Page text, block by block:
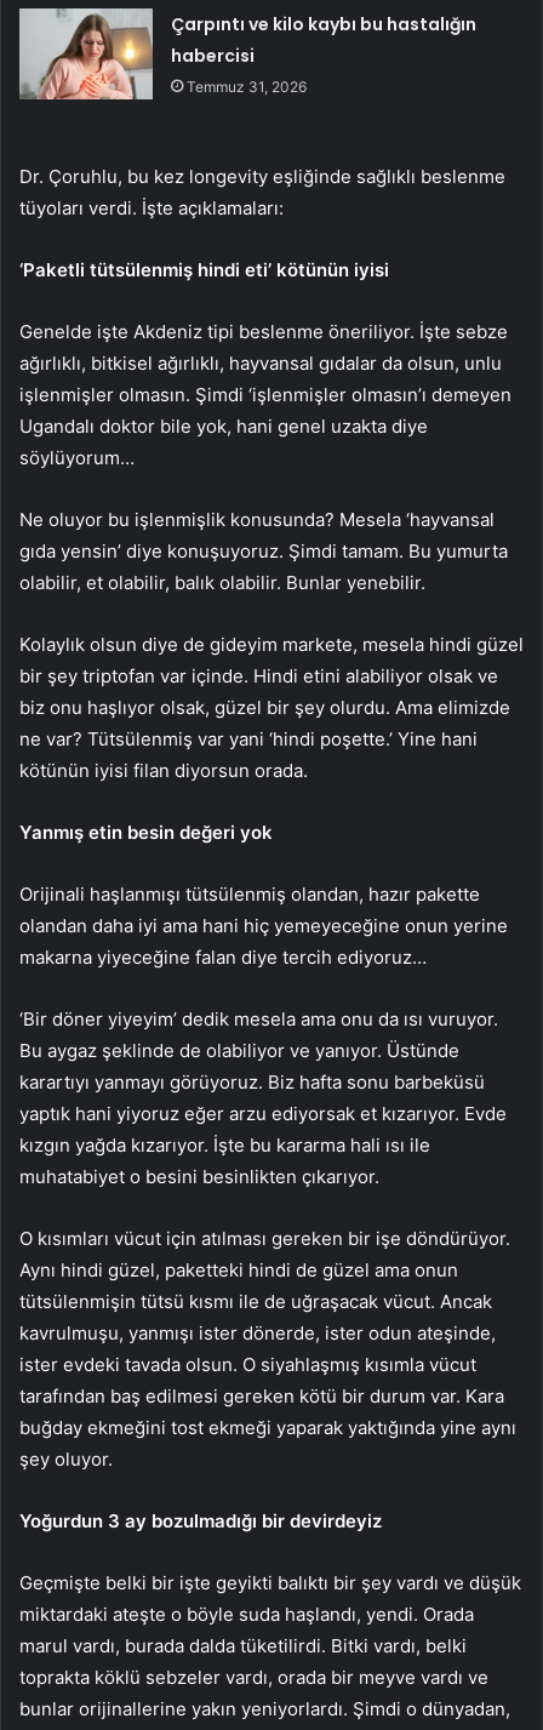
Çarpıntı ve kilo kaybı bu hastalığın
habercisi
Temmuz 31, 2026
Dr. Çoruhlu, bu kez longevity eşliğinde sağlıklı beslenme
tüyoları verdi. İşte açıklamaları:
‘Paketli tütsülenmiş hindi eti’ kötünün iyisi
Genelde işte Akdeniz tipi beslenme öneriliyor. İşte sebze
ağırlıklı, bitkisel ağırlıklı, hayvansal gıdalar da olsun, unlu
işlenmişler olmasın. Şimdi ‘işlenmişler olmasın’ı demeyen
Ugandalı doktor bile yok, hani genel uzakta diye
söylüyorum…
Ne oluyor bu işlenmişlik konusunda? Mesela ‘hayvansal
gıda yensin’ diye konuşuyoruz. Şimdi tamam. Bu yumurta
olabilir, et olabilir, balık olabilir. Bunlar yenebilir.
Kolaylık olsun diye de gideyim markete, mesela hindi güzel
bir şey triptofan var içinde. Hindi etini alabiliyor olsak ve
biz onu haşlıyor olsak, güzel bir şey olurdu. Ama elimizde
ne var? Tütsülenmiş var yani ‘hindi poşette.’ Yine hani
kötünün iyisi filan diyorsun orada.
Yanmış etin besin değeri yok
Orijinali haşlanmışı tütsülenmiş olandan, hazır pakette
olandan daha iyi ama hani hiç yemeyeceğine onun yerine
makarna yiyeceğine falan diye tercih ediyoruz…
‘Bir döner yiyeyim’ dedik mesela ama onu da ısı vuruyor.
Bu aygaz şeklinde de olabiliyor ve yanıyor. Üstünde
karartıyı yanmayı görüyoruz. Biz hafta sonu barbeküsü
yaptık hani yiyoruz eğer arzu ediyorsak et kızarıyor. Evde
kızgın yağda kızarıyor. İşte bu kararma hali ısı ile
muhatabiyet o besini besinlikten çıkarıyor.
O kısımları vücut için atılması gereken bir işe döndürüyor.
Aynı hindi güzel, paketteki hindi de güzel ama onun
tütsülenmişin tütsü kısmı ile de uğraşacak vücut. Ancak
kavrulmuşu, yanmışı ister dönerde, ister odun ateşinde,
ister evdeki tavada olsun. O siyahlaşmış kısımla vücut
tarafından baş edilmesi gereken kötü bir durum var. Kara
buğday ekmeğini tost ekmeği yaparak yaktığında yine aynı
şey oluyor.
Yoğurdun 3 ay bozulmadığı bir devirdeyiz
Geçmişte belki bir işte geyikti balıktı bir şey vardı ve düşük
miktardaki ateşte o böyle suda haşlandı, yendi. Orada
marul vardı, burada dalda tüketilirdi. Bitki vardı, belki
toprakta köklü sebzeler vardı, orada bir meyve vardı ve
bunlar orijinallerine yakın yeniyorlardı. Şimdi o dünyadan,